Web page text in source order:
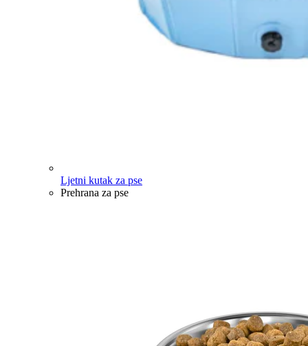
Ljetni kutak za pse
Prehrana za pse